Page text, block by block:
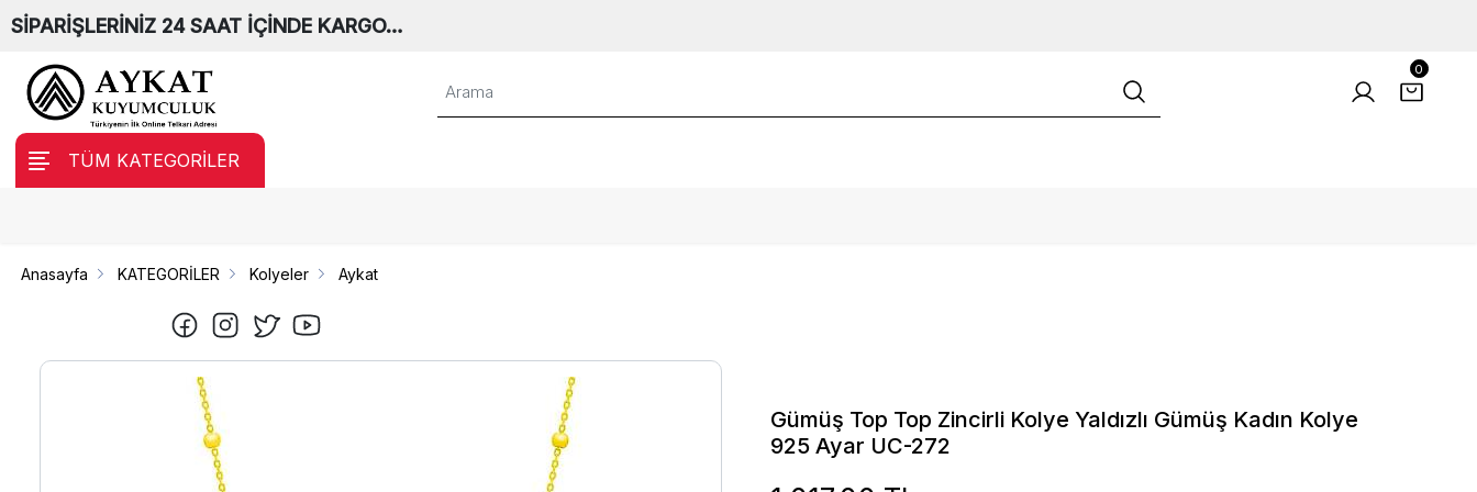
SİPARİŞLERİNİZ 24 SAAT İÇİNDE KARGO…
0
TÜM KATEGORİLER
Anasayfa KATEGORİLER Kolyeler Aykat
Gümüş Top Top Zincirli Kolye Yaldızlı Gümüş Kadın Kolye
925 Ayar UC-272